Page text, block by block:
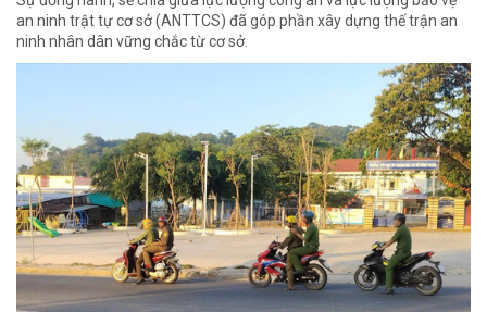
an ninh trật tự cơ sở (ANTTCS) đã góp phần xây dựng thế trận an
ninh nhân dân vững chắc từ cơ sở.